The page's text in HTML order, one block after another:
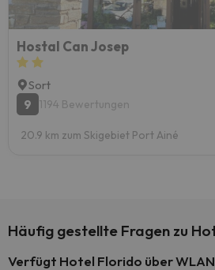
Hostal Can Josep
Sort
9
1194 Bewertungen
20.9 km zum Skigebiet Port Ainé
Häufig gestellte Fragen zu
Verfügt Hotel Florido über